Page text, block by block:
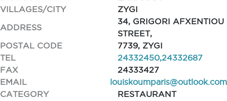
VILLAGES/CITY
ZYGI
ADDRESS
34, GRIGORI AFXENTIOU
STREET,
POSTAL CODE
7739, ZYGI
TEL
24332450,24332687
FAX
24333427
EMAIL
louiskoumparis@outlook.com
CATEGORY
RESTAURANT